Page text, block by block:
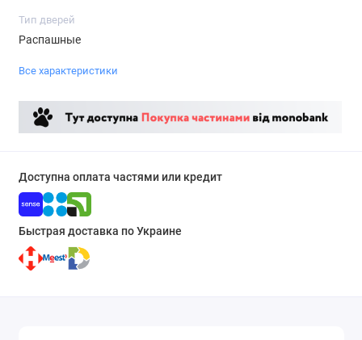
Тип дверей
Распашные
Все характеристики
Доступна оплата частями или кредит
Быстрая доставка по Украине